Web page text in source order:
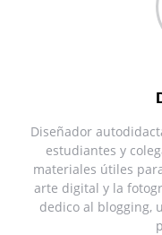
Diseñador
estudiantes y
materiales útiles
arte digital y la
dedico al blogging,